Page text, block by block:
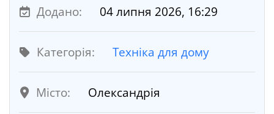
Додано: 04 липня 2026, 16:29
Категорія: Техніка для дому
Місто: Олександрія